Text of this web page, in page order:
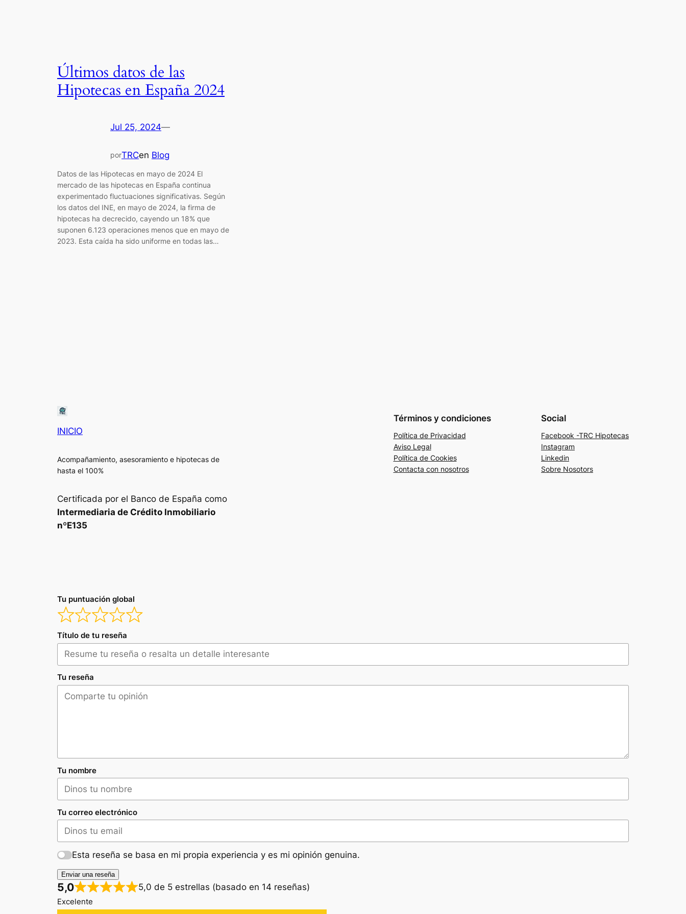
Últimos datos de las
Hipotecas en España 2024
Jul 25, 2024—
porTRCen Blog
Datos de las Hipotecas en mayo de 2024 El
mercado de las hipotecas en España continua
experimentado fluctuaciones significativas. Según
los datos del INE, en mayo de 2024, la firma de
hipotecas ha decrecido, cayendo un 18% que
suponen 6.123 operaciones menos que en mayo de
2023. Esta caída ha sido uniforme en todas las…
INICIO
Acompañamiento, asesoramiento e hipotecas de
hasta el 100%
Certificada por el Banco de España como
Intermediaria de Crédito Inmobiliario
nºE135
Términos y condiciones
Política de Privacidad
Aviso Legal
Política de Cookies
Contacta con nosotros
Social
Facebook -TRC Hipotecas
Instagram
Linkedin
Sobre Nosotors
Tu puntuación global
Título de tu reseña
Tu reseña
Tu nombre
Tu correo electrónico
Esta reseña se basa en mi propia experiencia y es mi opinión genuina.
Enviar una reseña
5,0 5,0 de 5 estrellas (basado en 14 reseñas)
Excelente